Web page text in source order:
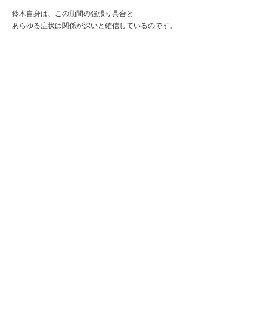
鈴木自身は、この肋間の強張り具合と
あらゆる症状は関係が深いと確信しているのです。